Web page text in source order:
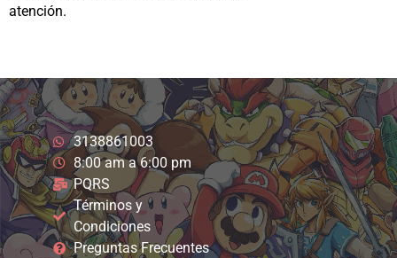
atención.
3138861003
8:00 am a 6:00 pm
PQRS
Términos y
Condiciones
Preguntas Frecuentes